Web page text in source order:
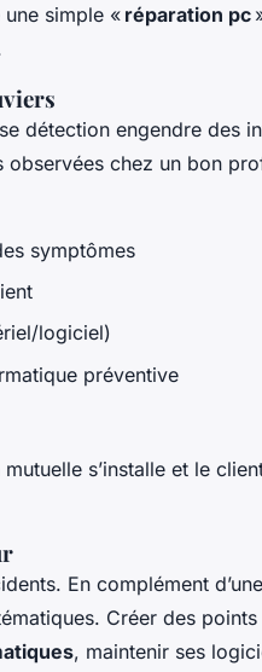
simple « réparation pc
détection engendre des
chez un bon
symptômes
logiciel)
préventive
s’installe et le
En complément d’une
Créer des
, maintenir ses